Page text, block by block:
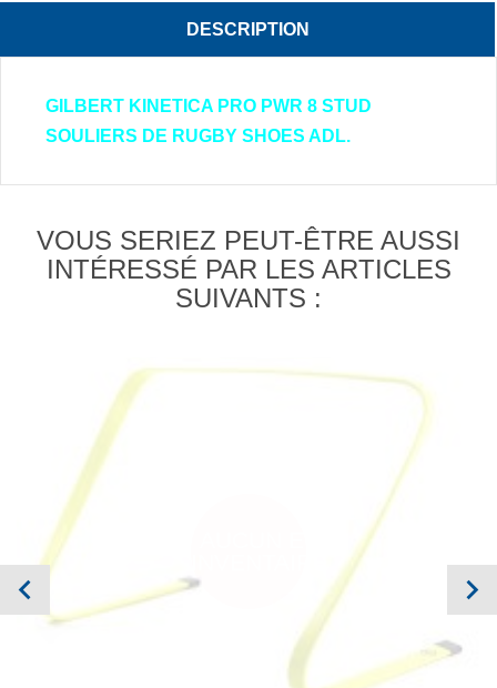
DESCRIPTION
GILBERT KINETICA PRO PWR 8 STUD
SOULIERS DE RUGBY SHOES ADL.
VOUS SERIEZ PEUT-ÊTRE AUSSI
INTÉRESSÉ PAR LES ARTICLES
SUIVANTS :